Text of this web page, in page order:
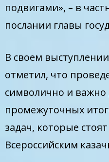
подвигами», – в
послании главы
В своем
отметил, что
символично и важно
промежуточных
задач, которые
Всероссийским